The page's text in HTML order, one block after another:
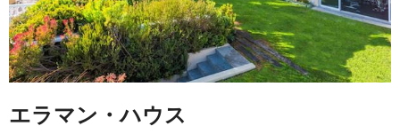
エラマン・ハウス